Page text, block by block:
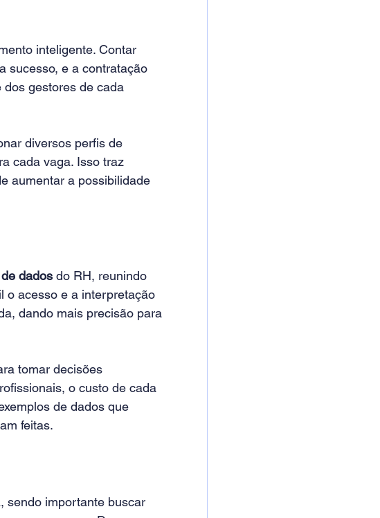
inteligente. Contar
sucesso, e a contratação
gestores de cada
diversos perfis de
cada vaga. Isso traz
aumentar a possibilidade
dados do RH, reunindo
o acesso e a interpretação
dando mais precisão para
tomar decisões
o custo de cada
de dados que
feitas.
sendo importante buscar